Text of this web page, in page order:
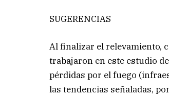
SUGERENCIAS
Al finalizar el relevamiento,
trabajaron en este estudio
pérdidas por el fuego
las tendencias señaladas,